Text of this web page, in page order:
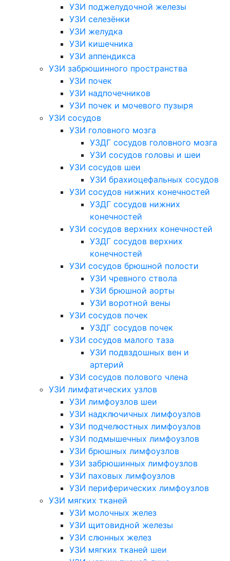
УЗИ поджелудочной железы
УЗИ селезёнки
УЗИ желудка
УЗИ кишечника
УЗИ аппендикса
УЗИ забрюшинного пространства
УЗИ почек
УЗИ надпочечников
УЗИ почек и мочевого пузыря
УЗИ сосудов
УЗИ головного мозга
УЗДГ сосудов головного мозга
УЗИ сосудов головы и шеи
УЗИ сосудов шеи
УЗИ брахиоцефальных сосудов
УЗИ сосудов нижних конечностей
УЗДГ сосудов нижних
конечностей
УЗИ сосудов верхних конечностей
УЗДГ сосудов верхних
конечностей
УЗИ сосудов брюшной полости
УЗИ чревного ствола
УЗИ брюшной аорты
УЗИ воротной вены
УЗИ сосудов почек
УЗДГ сосудов почек
УЗИ сосудов малого таза
УЗИ подвздошных вен и
артерий
УЗИ сосудов полового члена
УЗИ лимфатических узлов
УЗИ лимфоузлов шеи
УЗИ надключичных лимфоузлов
УЗИ подчелюстных лимфоузлов
УЗИ подмышечных лимфоузлов
УЗИ брюшных лимфоузлов
УЗИ забрюшинных лимфоузлов
УЗИ паховых лимфоузлов
УЗИ периферических лимфоузлов
УЗИ мягких тканей
УЗИ молочных желез
УЗИ щитовидной железы
УЗИ слюнных желез
УЗИ мягких тканей шеи